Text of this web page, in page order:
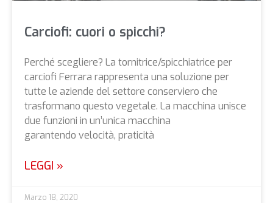
Carciofi: cuori o spicchi?
Perché scegliere? La tornitrice/spicchiatrice per
carciofi Ferrara rappresenta una soluzione per
tutte le aziende del settore conserviero che
trasformano questo vegetale. La macchina unisce
due funzioni in un’unica macchina
garantendo velocità, praticità
LEGGI »
Marzo 18, 2020